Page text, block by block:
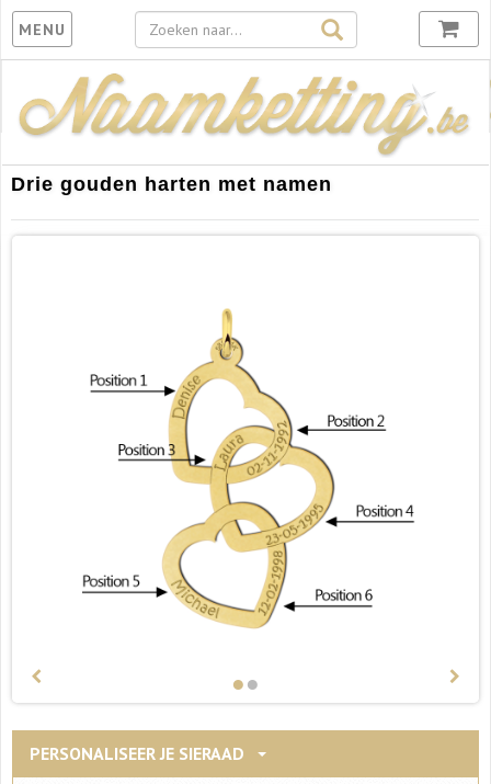
Toggle
navigation
MENU
Drie gouden harten met namen
PERSONALISEER JE SIERAAD